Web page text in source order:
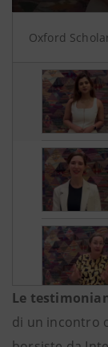
Le
di un incontro